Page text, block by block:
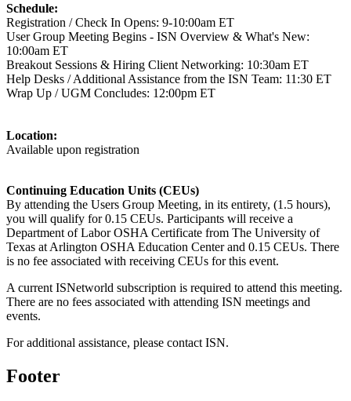
Schedule:
Registration / Check In Opens: 9-10:00am ET
User Group Meeting Begins - ISN Overview & What's New:
10:00am ET
Breakout Sessions & Hiring Client Networking: 10:30am ET
Help Desks / Additional Assistance from the ISN Team: 11:30 ET
Wrap Up / UGM Concludes: 12:00pm ET
Location:
Available upon registration
Continuing Education Units (CEUs)
By attending the Users Group Meeting, in its entirety, (1.5 hours),
you will qualify for 0.15 CEUs. Participants will receive a
Department of Labor OSHA Certificate from The University of
Texas at Arlington OSHA Education Center and 0.15 CEUs. There
is no fee associated with receiving CEUs for this event.
A current ISNetworld subscription is required to attend this meeting.
There are no fees associated with attending ISN meetings and
events.
For additional assistance, please contact ISN.
Footer